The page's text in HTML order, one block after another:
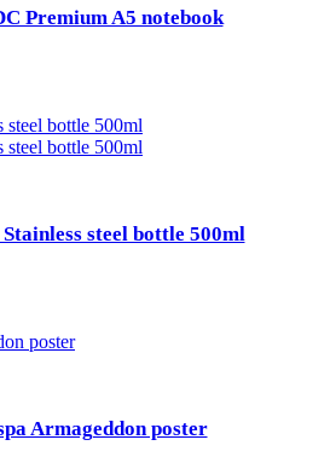
Premium A5 notebook
steel bottle 500ml
Armageddon poster